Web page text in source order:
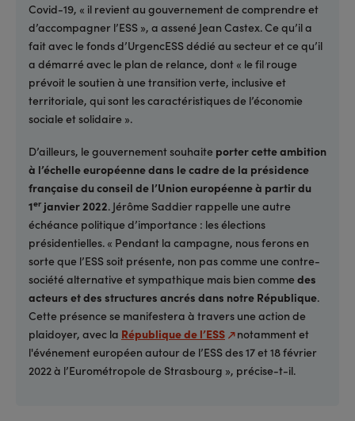
Covid-19, « il revient au gouvernement de comprendre et
d’accompagner l’ESS », a assené Jean Castex. Ce qu’il a
fait avec le fonds d’UrgencESS dédié au secteur et ce qu’il
a démarré avec le plan de relance, dont « le fil rouge
prévoit le soutien à une transition verte, inclusive et
territoriale, qui sont les caractéristiques de l’économie
sociale et solidaire ».
D’ailleurs, le gouvernement souhaite porter cette ambition
à l’échelle européenne dans le cadre de la présidence
française du conseil de l’Union européenne à partir du
1er janvier 2022. Jérôme Saddier rappelle une autre
échéance politique d’importance : les élections
présidentielles. « Pendant la campagne, nous ferons en
sorte que l’ESS soit présente, non pas comme une contre-
société alternative et sympathique mais bien commedes
acteurs et des structures ancrés dans notre République.
Cette présence se manifestera à travers une action de
plaidoyer, avec la République de l’ESS notamment et
l'événement européen autour de l’ESS des 17 et 18 février
2022 à l’Eurométropole de Strasbourg », précise-t-il.